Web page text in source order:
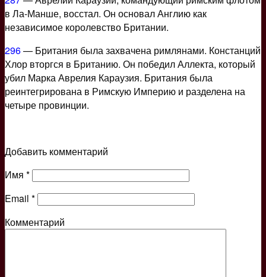
в Ла-Манше, восстал. Он основал Англию как
независимое королевство Британии.
296— Британия была захвачена римлянами. Констанций
Хлор вторгся в Британию. Он победил Аллекта, который
убил Марка Аврелия Караузия. Британия была
реинтегрирована в Римскую Империю и разделена на
четыре провинции.
Добавить комментарий
Имя *
Email *
Комментарий